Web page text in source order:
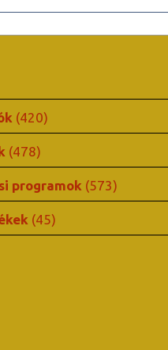
(420)
(478)
programok (573)
(45)